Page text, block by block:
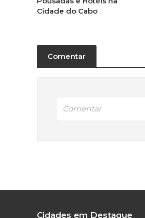
Cidade do Cabo
Comentar
Comentar
Cidades em Destaque